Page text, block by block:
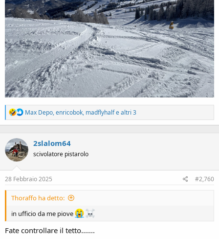
R
e
a
t
i
o
:
Max Depo,enricobok, madflyhalfe altri 3
2slalom64
scivolatore pistarolo
28 Febbraio 2025 #2,760
Thoraffo ha detto:
in ufficio da me piove
Fate controllare il tetto.......